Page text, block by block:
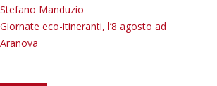
Stefano Manduzio
Giornate eco-itineranti, l’8 agosto ad
Aranova